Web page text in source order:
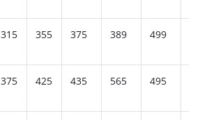
315 355 375 389 499
375 425 435 565 495